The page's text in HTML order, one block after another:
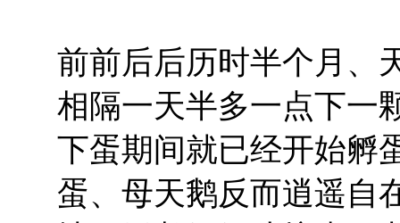
前前后后历时半个月、
相隔一天半多一点下一
下蛋期间就已经开始孵
蛋、母天鹅反而逍遥自